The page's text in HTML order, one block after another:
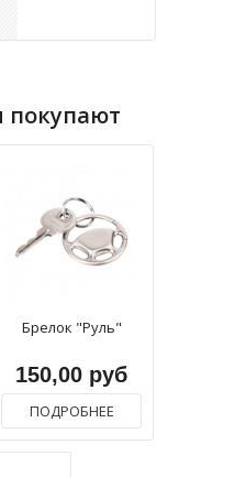
покупают
Брелок "Руль"
150,00 руб
ПОДРОБНЕЕ